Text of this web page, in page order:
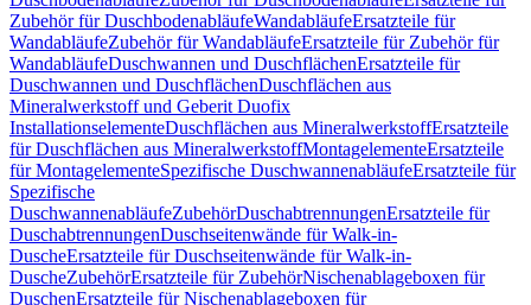
Zubehör für DuschbodenabläufeWandabläufeErsatzteile für
WandabläufeZubehör für WandabläufeErsatzteile für Zubehör für
WandabläufeDuschwannen und DuschflächenErsatzteile für
Duschwannen und DuschflächenDuschflächen aus
Mineralwerkstoff und Geberit Duofix
InstallationselementeDuschflächen aus MineralwerkstoffErsatzteile
für Duschflächen aus MineralwerkstoffMontagelementeErsatzteile
für MontagelementeSpezifische DuschwannenabläufeErsatzteile für
Spezifische
DuschwannenabläufeZubehörDuschabtrennungenErsatzteile für
DuschabtrennungenDuschseitenwände für Walk-in-
DuscheErsatzteile für Duschseitenwände für Walk-in-
DuscheZubehörErsatzteile für ZubehörNischenablageboxen für
DuschenErsatzteile für Nischenablageboxen für